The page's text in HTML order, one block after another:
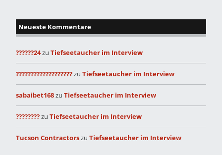
Neueste Kommentare
??????24zu Tiefseetaucher im Interview
???????????????????zu Tiefseetaucher im Interview
sabaibet168zu Tiefseetaucher im Interview
????????zu Tiefseetaucher im Interview
Tucson Contractorszu Tiefseetaucher im Interview